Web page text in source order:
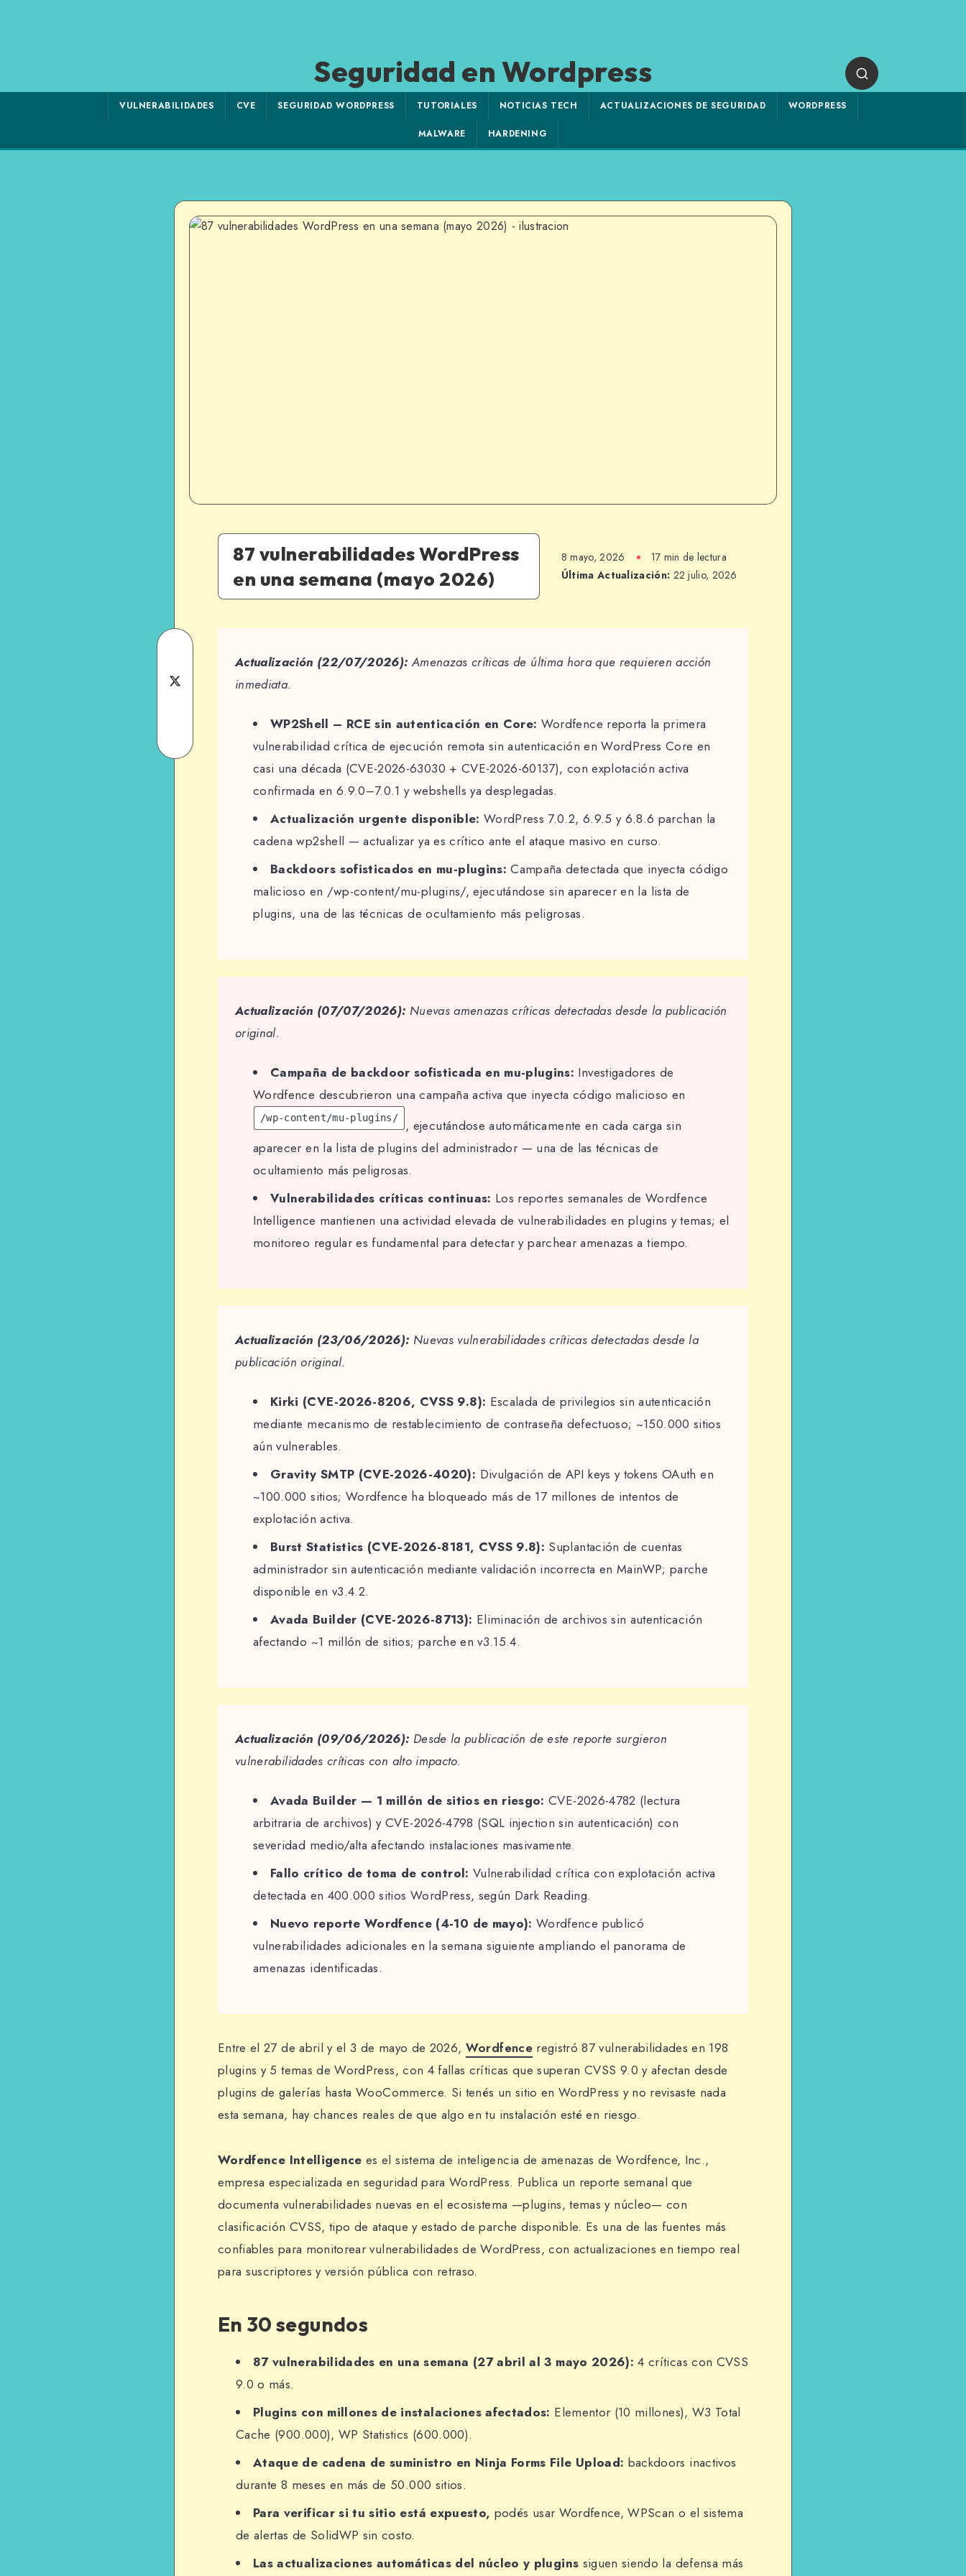
Seguridad en Wordpress
VULNERABILIDADES CVE SEGURIDAD WORDPRESS TUTORIALES NOTICIAS TECH ACTUALIZACIONES DE SEGURIDAD WORDPRESS
MALWARE HARDENING
87 vulnerabilidades WordPress
en una semana (mayo 2026)
8 mayo, 2026
17 min de lectura
Última Actualización: 22 julio, 2026
Share
on
Email
on
Actualización (22/07/2026): Amenazas críticas de última hora que requieren acción
inmediata.
WP2Shell – RCE sin autenticación en Core: Wordfence reporta la primera
vulnerabilidad crítica de ejecución remota sin autenticación en WordPress Core en
casi una década (CVE-2026-63030 + CVE-2026-60137), con explotación activa
confirmada en 6.9.0–7.0.1 y webshells ya desplegadas.
Actualización urgente disponible: WordPress 7.0.2, 6.9.5 y 6.8.6 parchan la
cadena wp2shell — actualizar ya es crítico ante el ataque masivo en curso.
Backdoors sofisticados en mu-plugins: Campaña detectada que inyecta código
malicioso en /wp-content/mu-plugins/, ejecutándose sin aparecer en la lista de
plugins, una de las técnicas de ocultamiento más peligrosas.
Actualización (07/07/2026): Nuevas amenazas críticas detectadas desde la publicación
original.
Campaña de backdoor sofisticada en mu-plugins: Investigadores de
Wordfence descubrieron una campaña activa que inyecta código malicioso en
/wp-content/mu-plugins/
, ejecutándose automáticamente en cada carga sin
aparecer en la lista de plugins del administrador — una de las técnicas de
ocultamiento más peligrosas.
Vulnerabilidades críticas continuas: Los reportes semanales de Wordfence
Intelligence mantienen una actividad elevada de vulnerabilidades en plugins y temas; el
monitoreo regular es fundamental para detectar y parchear amenazas a tiempo.
Actualización (23/06/2026): Nuevas vulnerabilidades críticas detectadas desde la
publicación original.
Kirki (CVE-2026-8206, CVSS 9.8): Escalada de privilegios sin autenticación
mediante mecanismo de restablecimiento de contraseña defectuoso; ~150.000 sitios
aún vulnerables.
Gravity SMTP (CVE-2026-4020): Divulgación de API keys y tokens OAuth en
~100.000 sitios; Wordfence ha bloqueado más de 17 millones de intentos de
explotación activa.
Burst Statistics (CVE-2026-8181, CVSS 9.8): Suplantación de cuentas
administrador sin autenticación mediante validación incorrecta en MainWP; parche
disponible en v3.4.2.
Avada Builder (CVE-2026-8713): Eliminación de archivos sin autenticación
afectando ~1 millón de sitios; parche en v3.15.4.
Actualización (09/06/2026): Desde la publicación de este reporte surgieron
vulnerabilidades críticas con alto impacto.
Avada Builder — 1 millón de sitios en riesgo: CVE-2026-4782 (lectura
arbitraria de archivos) y CVE-2026-4798 (SQL injection sin autenticación) con
severidad medio/alta afectando instalaciones masivamente.
Fallo crítico de toma de control: Vulnerabilidad crítica con explotación activa
detectada en 400.000 sitios WordPress, según Dark Reading.
Nuevo reporte Wordfence (4-10 de mayo): Wordfence publicó
vulnerabilidades adicionales en la semana siguiente ampliando el panorama de
amenazas identificadas.
Entre el 27 de abril y el 3 de mayo de 2026, Wordfenceregistró 87 vulnerabilidades en 198
plugins y 5 temas de WordPress, con 4 fallas críticas que superan CVSS 9.0 y afectan desde
plugins de galerías hasta WooCommerce. Si tenés un sitio en WordPress y no revisaste nada
esta semana, hay chances reales de que algo en tu instalación esté en riesgo.
Wordfence Intelligence es el sistema de inteligencia de amenazas de Wordfence, Inc.,
empresa especializada en seguridad para WordPress. Publica un reporte semanal que
documenta vulnerabilidades nuevas en el ecosistema —plugins, temas y núcleo— con
clasificación CVSS, tipo de ataque y estado de parche disponible. Es una de las fuentes más
confiables para monitorear vulnerabilidades de WordPress, con actualizaciones en tiempo real
para suscriptores y versión pública con retraso.
En 30 segundos
87 vulnerabilidades en una semana (27 abril al 3 mayo 2026): 4 críticas con CVSS
9.0 o más.
Plugins con millones de instalaciones afectados: Elementor (10 millones), W3 Total
Cache (900.000), WP Statistics (600.000).
Ataque de cadena de suministro en Ninja Forms File Upload: backdoors inactivos
durante 8 meses en más de 50.000 sitios.
Para verificar si tu sitio está expuesto, podés usar Wordfence, WPScan o el sistema
de alertas de SolidWP sin costo.
Las actualizaciones automáticas del núcleo y plugins siguen siendo la defensa más